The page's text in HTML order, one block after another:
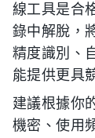
線工具是合
錄中解脫，
精度識別、
能提供更具
建議根據你
機密、使用